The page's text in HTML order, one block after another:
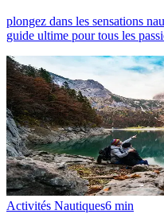
plongez dans les sensations
guide ultime pour tous les
Activités Nautiques6 min